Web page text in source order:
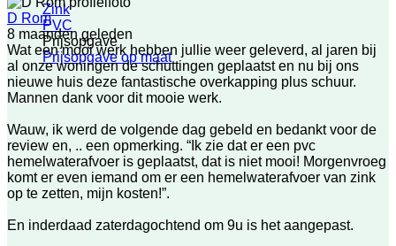
Zink
PVC
Prijsopgave
Prijsopgave op maat
D Rom
8 maanden geleden
Wat een mooi werk hebben jullie weer geleverd, al jaren bij
al onze woningen de schuttingen geplaatst en nu bij ons
nieuwe huis deze fantastische overkapping plus schuur.
Mannen dank voor dit mooie werk.
Wauw, ik werd de volgende dag gebeld en bedankt voor de
review en, .. een opmerking. “Ik zie dat er een pvc
hemelwaterafvoer is geplaatst, dat is niet mooi! Morgenvroeg
komt er even iemand om er een hemelwaterafvoer van zink
op te zetten, mijn kosten!”.
En inderdaad zaterdagochtend om 9u is het aangepast.